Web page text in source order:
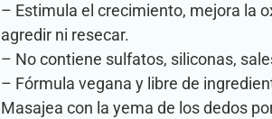
– Estimula el crecimiento, mejora la
agredir ni resecar.
– No contiene sulfatos, siliconas,
– Fórmula vegana y libre de
Masajea con la yema de los dedos